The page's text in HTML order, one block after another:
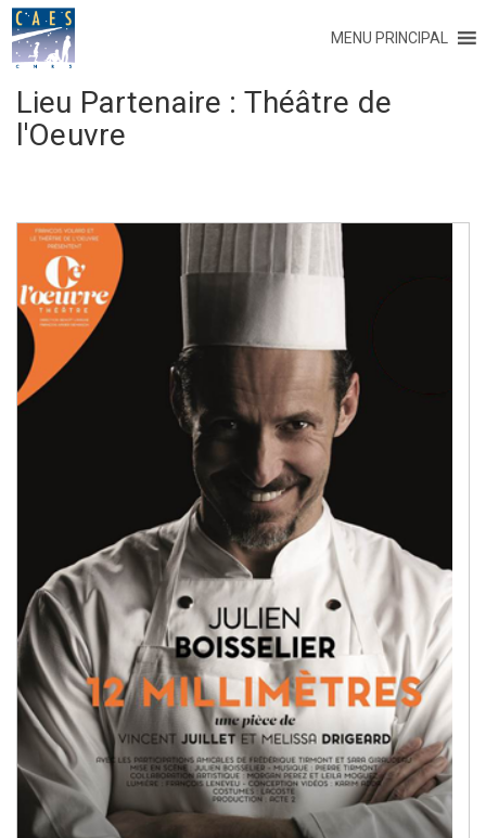
MENU PRINCIPAL
Lieu Partenaire : Théâtre de
l'Oeuvre
Navigation
des
articles